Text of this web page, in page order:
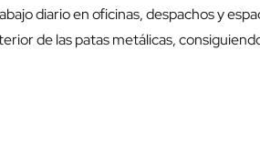
diario en oficinas, despachos y
de las patas metálicas,